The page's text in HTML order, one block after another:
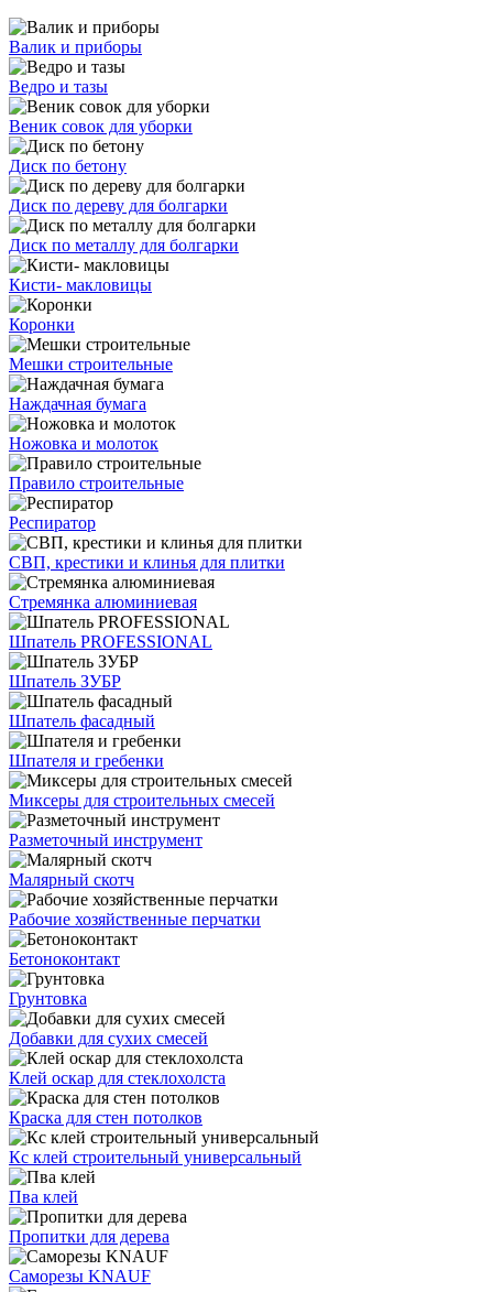
Валик и приборы
Ведро и тазы
Веник совок для уборки
Диск по бетону
Диск по дереву для болгарки
Диск по металлу для болгарки
Кисти- макловицы
Коронки
Мешки строительные
Наждачная бумага
Ножовка и молоток
Правило строительные
Респиратор
СВП, крестики и клинья для плитки
Стремянка алюминиевая
Шпатель PROFESSIONAL
Шпатель ЗУБР
Шпатель фасадный
Шпателя и гребенки
Миксеры для строительных смесей
Разметочный инструмент
Малярный скотч
Рабочие хозяйственные перчатки
Бетоноконтакт
Грунтовка
Добавки для сухих смесей
Клей оскар для стеклохолста
Краска для стен потолков
Кс клей строительный универсальный
Пва клей
Пропитки для дерева
Саморезы KNAUF